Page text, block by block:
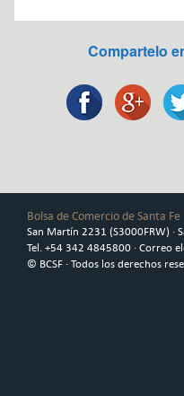
Compartelo
Bolsa de Comercio de Santa Fe
San Martín 2231 (S3000FRW) ·
Tel. +54 342 4845800 · Correo
© BCSF · Todos los derechos